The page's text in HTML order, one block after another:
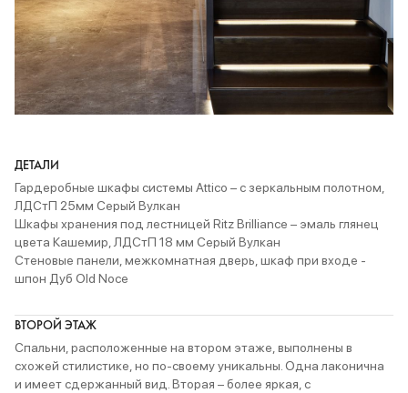
ДЕТАЛИ
Гардеробные шкафы системы Attico – с зеркальным полотном,
ЛДСтП 25мм Серый Вулкан
Шкафы хранения под лестницей Ritz Brilliance – эмаль глянец
цвета Кашемир, ЛДСтП 18 мм Серый Вулкан
Стеновые панели, межкомнатная дверь, шкаф при входе -
шпон Дуб Old Noce
ВТОРОЙ ЭТАЖ
Спальни, расположенные на втором этаже, выполнены в
схожей стилистике, но по-своему уникальны. Одна лаконична
и имеет сдержанный вид. Вторая – более яркая, с